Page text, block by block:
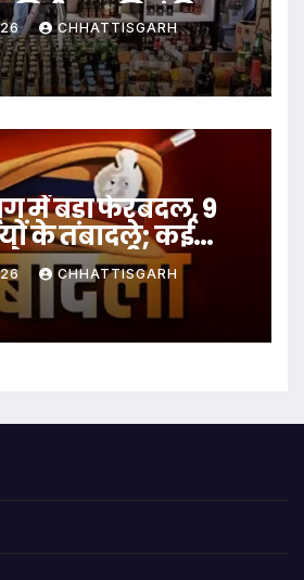
निलंबित
CHHATTISGARH
में बड़ा फेरबदल, 9
के तबादले; कई
नए प्रभारी
CHHATTISGARH